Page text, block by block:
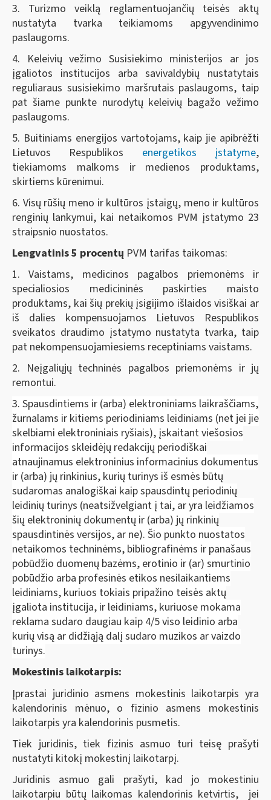
3. Turizmo veiklą reglamentuojančių teisės aktų
nustatyta tvarka teikiamoms apgyvendinimo
paslaugoms.
4. Keleivių vežimo Susisiekimo ministerijos ar jos
įgaliotos institucijos arba savivaldybių nustatytais
reguliaraus susisiekimo maršrutais paslaugoms, taip
pat šiame punkte nurodytų keleivių bagažo vežimo
paslaugoms.
5. Buitiniams energijos vartotojams, kaip jie apibrėžti
Lietuvos Respublikos energetikos įstatyme,
tiekiamoms malkoms ir medienos produktams,
skirtiems kūrenimui.
6. Visų rūšių meno ir kultūros įstaigų, meno ir kultūros
renginių lankymui, kai netaikomos PVM įstatymo 23
straipsnio nuostatos.
Lengvatinis 5 procentų PVM tarifas taikomas:
1. Vaistams, medicinos pagalbos priemonėms ir
specialiosios medicininės paskirties maisto
produktams, kai šių prekių įsigijimo išlaidos visiškai ar
iš dalies kompensuojamos Lietuvos Respublikos
sveikatos draudimo įstatymo nustatyta tvarka, taip
pat nekompensuojamiesiems receptiniams vaistams.
2. Neįgaliųjų techninės pagalbos priemonėms ir jų
remontui.
3. Spausdintiems ir (arba) elektroniniams laikraščiams,
žurnalams ir kitiems periodiniams leidiniams (net jei jie
skelbiami elektroniniais ryšiais), įskaitant viešosios
informacijos skleidėjų redakcijų periodiškai
atnaujinamus elektroninius informacinius dokumentus
ir (arba) jų rinkinius, kurių turinys iš esmės būtų
sudaromas analogiškai kaip spausdintų periodinių
leidinių turinys (neatsižvelgiant į tai, ar yra leidžiamos
šių elektroninių dokumentų ir (arba) jų rinkinių
spausdintinės versijos, ar ne). Šio punkto nuostatos
netaikomos techninėms, bibliografinėms ir panašaus
pobūdžio duomenų bazėms, erotinio ir (ar) smurtinio
pobūdžio arba profesinės etikos nesilaikantiems
leidiniams, kuriuos tokiais pripažino teisės aktų
įgaliota institucija, ir leidiniams, kuriuose mokama
reklama sudaro daugiau kaip 4/5 viso leidinio arba
kurių visą ar didžiąją dalį sudaro muzikos ar vaizdo
turinys.
Mokestinis laikotarpis:
Įprastai juridinio asmens mokestinis laikotarpis yra
kalendorinis mėnuo, o fizinio asmens mokestinis
laikotarpis yra kalendorinis pusmetis.
Tiek juridinis, tiek fizinis asmuo turi teisę prašyti
nustatyti kitokį mokestinį laikotarpį.
Juridinis asmuo gali prašyti, kad jo mokestiniu
laikotarpiu būtų laikomas kalendorinis ketvirtis, jei